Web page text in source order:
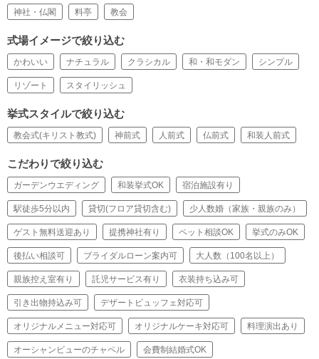
神社・仏閣 料亭 教会
式場イメージで絞り込む
かわいい ナチュラル クラシカル 和・和モダン シンプル
リゾート スタイリッシュ
挙式スタイルで絞り込む
教会式(キリスト教式) 神前式 人前式 仏前式 和装人前式
こだわりで絞り込む
ガーデンウエディング 和装挙式OK 宿泊施設有り
駅徒歩5分以内 貸切(フロア貸切含む) 少人数婚（家族・親族のみ）
ゲスト無料送迎あり 提携神社有り ペット相談OK 挙式のみOK
後払い相談可 ブライダルローン案内可 大人数（100名以上）
親族控え室有り 託児サービス有り 衣装持ち込み可
引き出物持込み可 デザートビュッフェ対応可
オリジナルメニュー対応可 オリジナルケーキ対応可 料理演出あり
オーシャンビューのチャペル 会費制結婚式OK